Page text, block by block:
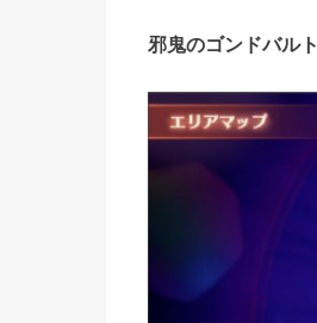
邪鬼のゴンドバルト